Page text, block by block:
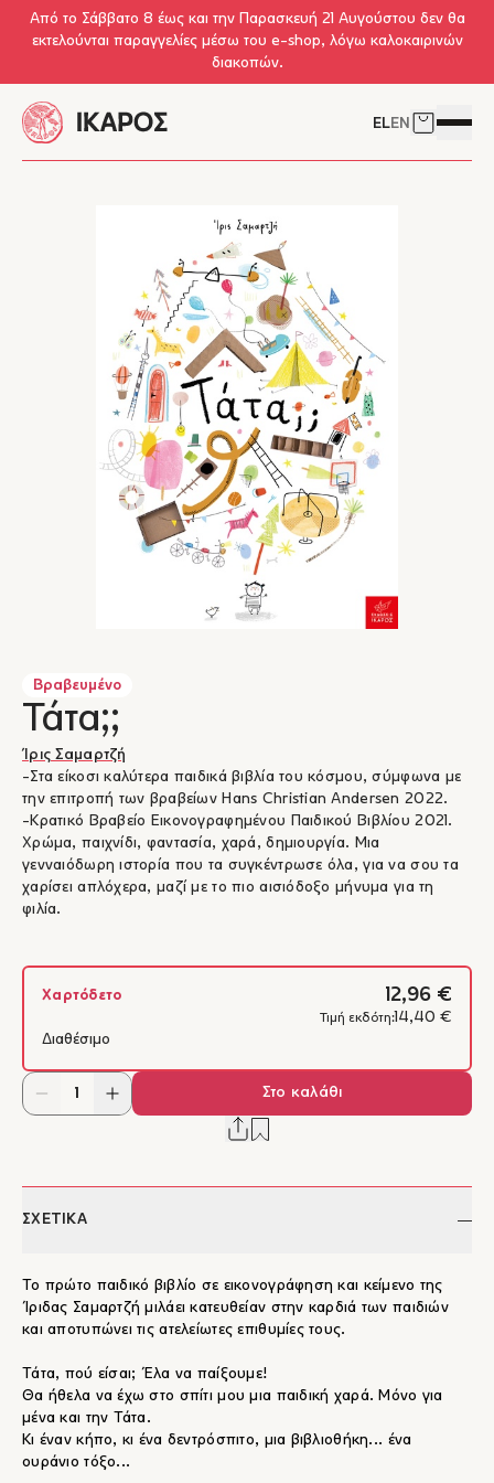
Skip to main content
Από το Σάββατο 8 έως και την Παρασκευή 21 Αυγούστου δεν θα
εκτελούνται παραγγελίες μέσω του e-shop, λόγω καλοκαιρινών
διακοπών.
ELEN Δείτε το
Βραβευμένο
Τάτα;;
Ίρις Σαμαρτζή
-Στα είκοσι καλύτερα παιδικά βιβλία του κόσμου, σύμφωνα με
την επιτροπή των βραβείων Hans Christian Andersen 2022.
-Κρατικό Βραβείο Εικονογραφημένου Παιδικού Βιβλίου 2021.
Χρώμα, παιχνίδι, φαντασία, χαρά, δημιουργία. Μια
γενναιόδωρη ιστορία που τα συγκέντρωσε όλα, για να σου τα
χαρίσει απλόχερα, μαζί με το πιο αισιόδοξο μήνυμα για τη
φιλία.
Χαρτόδετο 12,96 €
Τιμή εκδότη: 14,40 €
Διαθέσιμο
Στο καλάθι
ΣΧΕΤΙΚΑ
Το πρώτο παιδικό βιβλίο σε εικονογράφηση και κείμενο της
Ίριδας Σαμαρτζή μιλάει κατευθείαν στην καρδιά των παιδιών
και αποτυπώνει τις ατελείωτες επιθυμίες τους.
Τάτα, πού είσαι; Έλα να παίξουμε!
Θα ήθελα να έχω στο σπίτι μου μια παιδική χαρά. Μόνο για
μένα και την Τάτα.
Κι έναν κήπο, κι ένα δεντρόσπιτο, μια βιβλιοθήκη... ένα
ουράνιο τόξο...